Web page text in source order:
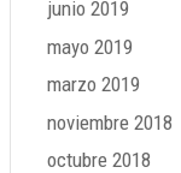
junio 2019
mayo 2019
marzo 2019
noviembre 2018
octubre 2018